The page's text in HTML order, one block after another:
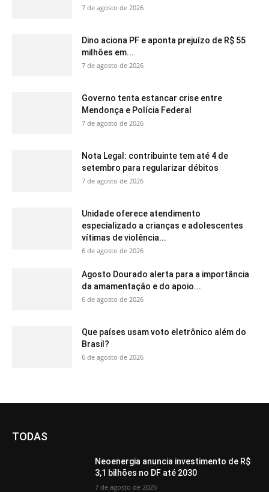
7 de agosto de 2026
Dino aciona PF e aponta prejuízo de R$ 55
milhões em...
7 de agosto de 2026
Governo tenta estancar crise entre
Mendonça e Polícia Federal
7 de agosto de 2026
Nota Legal: contribuinte tem até 4 de
setembro para regularizar débitos
7 de agosto de 2026
Unidade oferece atendimento
especializado a crianças e adolescentes
vítimas de violência...
6 de agosto de 2026
Agosto Dourado alerta para a importância
da amamentação e do apoio...
6 de agosto de 2026
Que países usam voto eletrônico além do
Brasil?
6 de agosto de 2026
TODAS
Neoenergia anuncia investimento de R$
3,1 bilhões no DF até 2030
7 de agosto de 2026